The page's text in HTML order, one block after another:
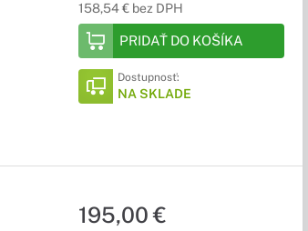
158,54 € bez DPH
PRIDAŤ DO KOŠÍKA
Dostupnosť:
NA SKLADE
195,00 €